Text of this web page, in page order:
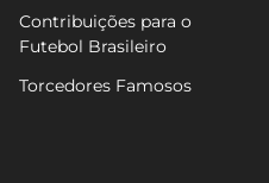
Contribuições para o
Futebol Brasileiro
Torcedores Famosos